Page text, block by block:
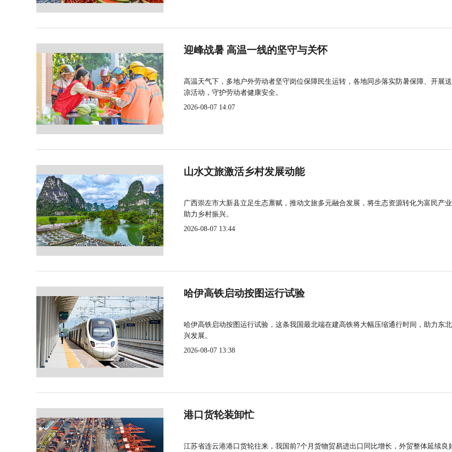
迎峰战暑 高温一线的坚守与关怀
高温天气下，多地户外劳动者坚守岗位保障民生运转，各地同步落实防暑保障、开展
凉活动，守护劳动者健康安全。
2026-08-07 14:07
山水文旅激活乡村发展动能
广西崇左市大新县立足生态禀赋，推动文旅多元融合发展，将生态资源转化为富民产
助力乡村振兴。
2026-08-07 13:44
哈伊高铁启动按图运行试验
哈伊高铁启动按图运行试验，这条我国最北端在建高铁将大幅压缩通行时间，助力东
兴发展。
2026-08-07 13:38
港口货轮装卸忙
江苏省连云港港口货轮往来，我国前7个月货物贸易进出口同比增长，外贸整体延续良